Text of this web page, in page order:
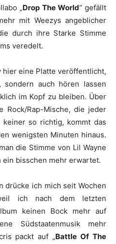
„Drop The World“ gefällt
mit Weezys angeblicher
durch ihre Starke Stimme
veredelt.
hier eine Platte veröffentlicht,
auch hören lassen
im Kopf zu bleiben. Über
Rock/Rap-Mische, die jeder
so richtig, kommt das
wenigsten Minuten hinaus.
die Stimme von Lil Wayne
bisschen mehr erwartet.
drücke ich mich seit Wochen
ich nach dem letzten
keinen Bock mehr auf
Südstaatenmusik mehr
packt auf „Battle Of The